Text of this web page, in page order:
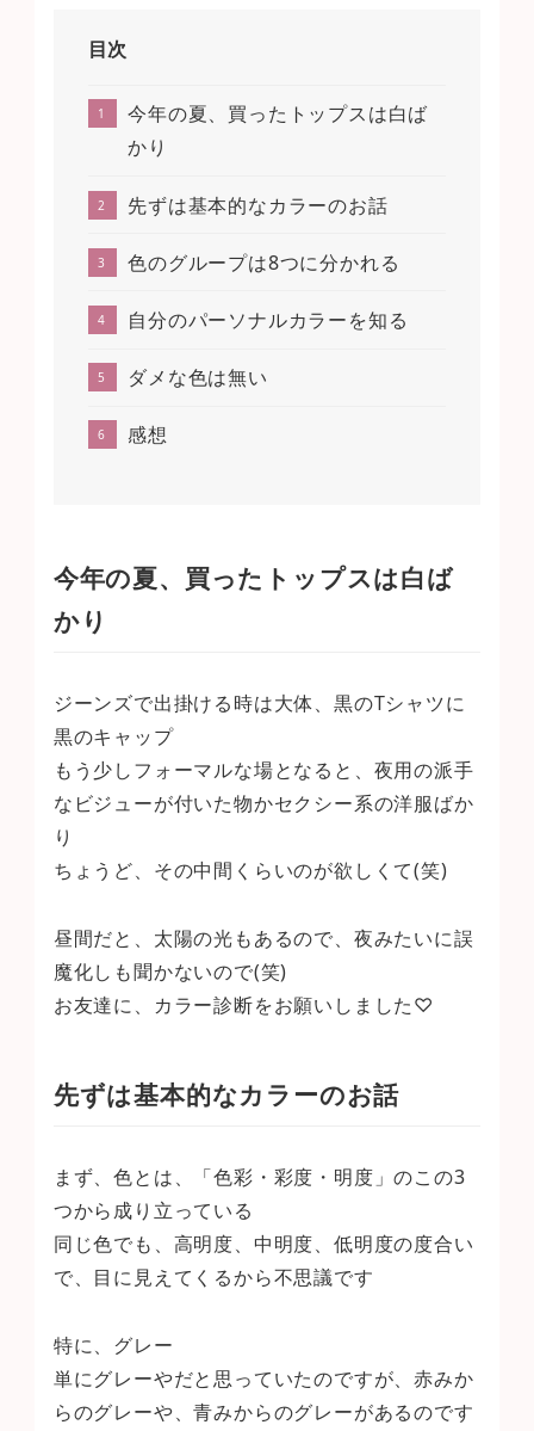
目次
今年の夏、買ったトップスは白ば
かり
先ずは基本的なカラーのお話
色のグループは8つに分かれる
自分のパーソナルカラーを知る
ダメな色は無い
感想
今年の夏、買ったトップスは白ば
かり
ジーンズで出掛ける時は大体、黒のTシャツに
黒のキャップ
もう少しフォーマルな場となると、夜用の派手
なビジューが付いた物かセクシー系の洋服ばか
り
ちょうど、その中間くらいのが欲しくて(笑)
昼間だと、太陽の光もあるので、夜みたいに誤
魔化しも聞かないので(笑)
お友達に、カラー診断をお願いしました♡
先ずは基本的なカラーのお話
まず、色とは、「色彩・彩度・明度」のこの3
つから成り立っている
同じ色でも、高明度、中明度、低明度の度合い
で、目に見えてくるから不思議です
特に、グレー
単にグレーやだと思っていたのですが、赤みか
らのグレーや、青みからのグレーがあるのです